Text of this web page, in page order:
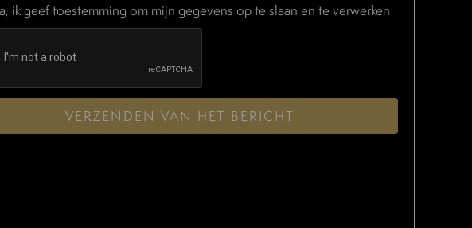
ik geef toestemming om mijn gegevens op te slaan en te verwerken
VERZENDEN VAN HET BERICHT